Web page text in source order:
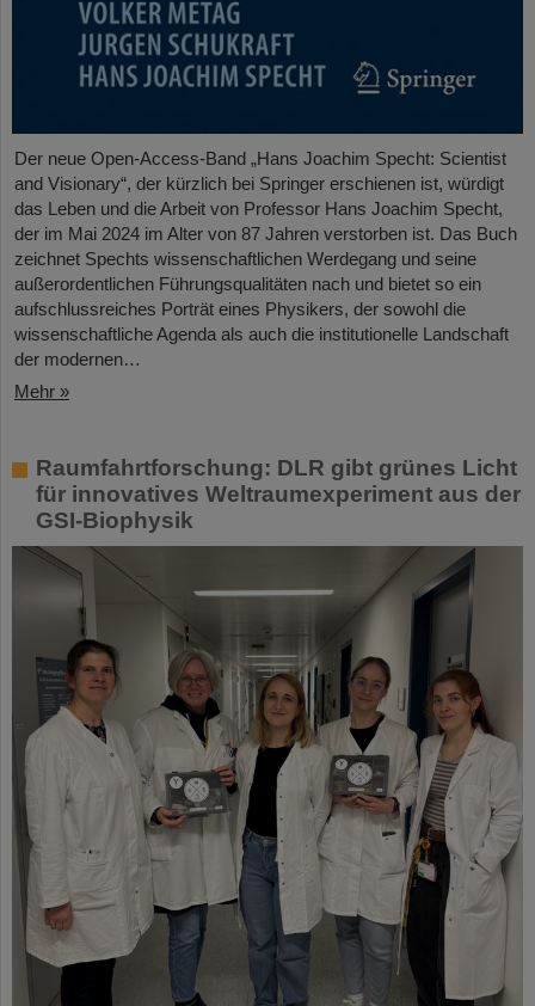
Der neue Open-Access-Band „Hans Joachim Specht: Scientist
and Visionary“, der kürzlich bei Springer erschienen ist, würdigt
das Leben und die Arbeit von Professor Hans Joachim Specht,
der im Mai 2024 im Alter von 87 Jahren verstorben ist. Das Buch
zeichnet Spechts wissenschaftlichen Werdegang und seine
außerordentlichen Führungsqualitäten nach und bietet so ein
aufschlussreiches Porträt eines Physikers, der sowohl die
wissenschaftliche Agenda als auch die institutionelle Landschaft
der modernen…
Mehr »
Raumfahrtforschung: DLR gibt grünes Licht
für innovatives Weltraumexperiment aus der
GSI-Biophysik